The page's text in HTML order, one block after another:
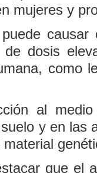
mujeres y
dosis
como
al
y en las
que el